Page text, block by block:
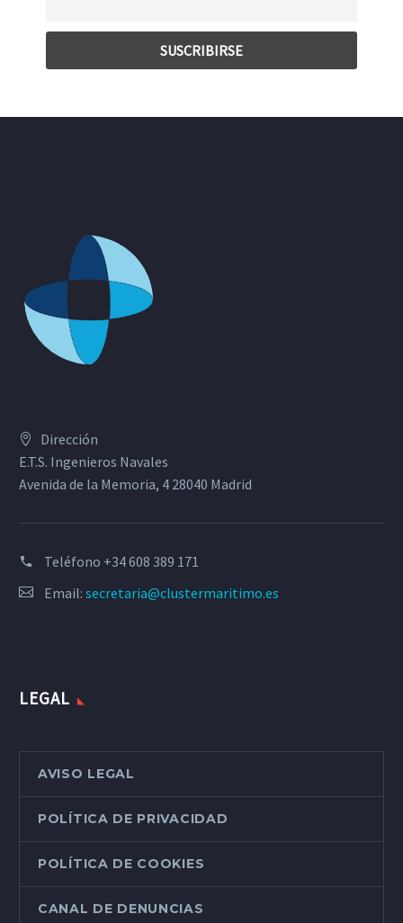
Dirección
E.T.S. Ingenieros Navales
Avenida de la Memoria, 4 28040 Madrid
Teléfono +34 608 389 171
Email: secretaria@clustermaritimo.es
LEGAL
AVISO LEGAL
POLÍTICA DE PRIVACIDAD
POLÍTICA DE COOKIES
CANAL DE DENUNCIAS